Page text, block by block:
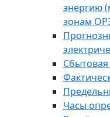
энергию
зонам
Часы